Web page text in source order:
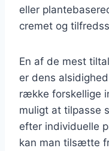
eller
cremet og
En af de mest
er dens
række forskellige
muligt at tilpasse
efter individuelle
kan man tilsætte